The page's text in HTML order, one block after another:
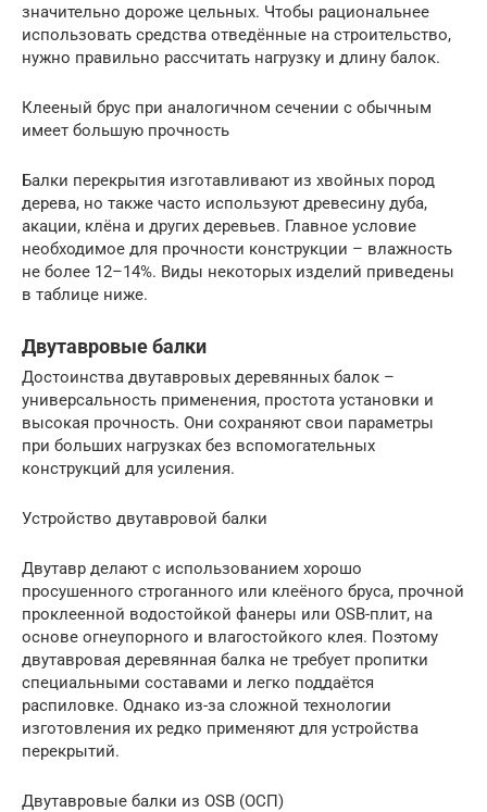
значительно дороже цельных. Чтобы рациональнее
использовать средства отведённые на строительство,
нужно правильно рассчитать нагрузку и длину балок.
Клееный брус при аналогичном сечении с обычным
имеет большую прочность
Балки перекрытия изготавливают из хвойных пород
дерева, но также часто используют древесину дуба,
акации, клёна и других деревьев. Главное условие
необходимое для прочности конструкции – влажность
не более 12–14%. Виды некоторых изделий приведены
в таблице ниже.
Двутавровые балки
Достоинства двутавровых деревянных балок –
универсальность применения, простота установки и
высокая прочность. Они сохраняют свои параметры
при больших нагрузках без вспомогательных
конструкций для усиления.
Устройство двутавровой балки
Двутавр делают с использованием хорошо
просушенного строганного или клеёного бруса, прочной
проклеенной водостойкой фанеры или OSB-плит, на
основе огнеупорного и влагостойкого клея. Поэтому
двутавровая деревянная балка не требует пропитки
специальными составами и легко поддаётся
распиловке. Однако из-за сложной технологии
изготовления их редко применяют для устройства
перекрытий.
Двутавровые балки из OSB (ОСП)